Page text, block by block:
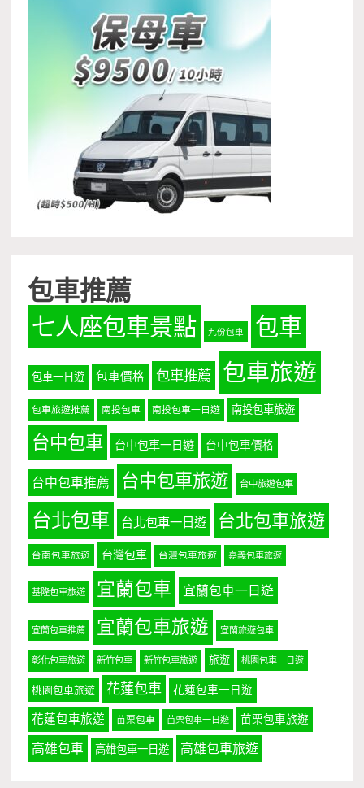
包車推薦
七人座包車景點 九份包車 包車
包車一日遊 包車價格 包車推薦 包車旅遊
包車旅遊推薦 南投包車 南投包車一日遊 南投包車旅遊
台中包車 台中包車一日遊 台中包車價格
台中包車推薦 台中包車旅遊 台中旅遊包車
台北包車 台北包車一日遊 台北包車旅遊
台南包車旅遊 台灣包車 台灣包車旅遊 嘉義包車旅遊
基隆包車旅遊 宜蘭包車 宜蘭包車一日遊
宜蘭包車推薦 宜蘭包車旅遊 宜蘭旅遊包車
彰化包車旅遊 新竹包車 新竹包車旅遊 旅遊 桃園包車一日遊
桃園包車旅遊 花蓮包車 花蓮包車一日遊
花蓮包車旅遊 苗栗包車 苗栗包車一日遊 苗栗包車旅遊
高雄包車 高雄包車一日遊 高雄包車旅遊